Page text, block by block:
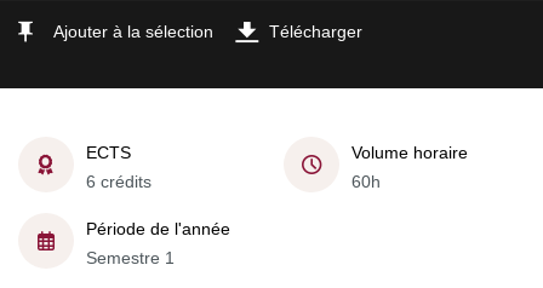
Ajouter à la sélection Télécharger
ECTS
6 crédits
Volume horaire
60h
Période de l'année
Semestre 1